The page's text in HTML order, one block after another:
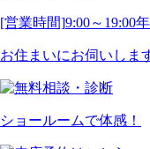
[営業時間]9:00～19:00
お住まいにお伺いしま
ショールームで体感！